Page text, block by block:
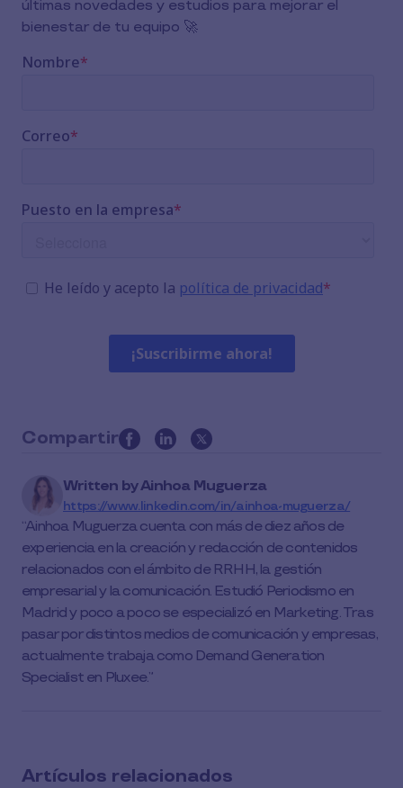
últimas novedades y estudios para mejorar el
bienestar de tu equipo 🚀
Compartir
this
article
on
social
media
Written byAinhoa Muguerza
https://www.linkedin.com/in/ainhoa-muguerza/
Ainhoa Muguerza cuenta con más de diez años de
experiencia en la creación y redacción de contenidos
relacionados con el ámbito de RRHH, la gestión
empresarial y la comunicación. Estudió Periodismo en
Madrid y poco a poco se especializó en Marketing. Tras
pasar por distintos medios de comunicación y empresas,
actualmente trabaja como Demand Generation
Specialist en Pluxee.
Artículos relacionados